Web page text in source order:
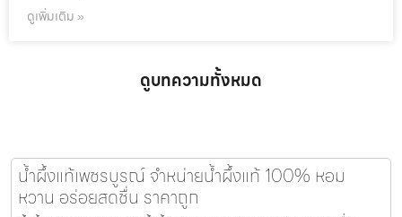
ดูเพิ่มเติม »
ดูบทความทั้งหมด
น้ำผึ้งแท้เพชรบูรณ์ จำหน่ายน้ำผึ้งแท้ 100% หอม
หวาน อร่อยสดชื่น ราคาถูก